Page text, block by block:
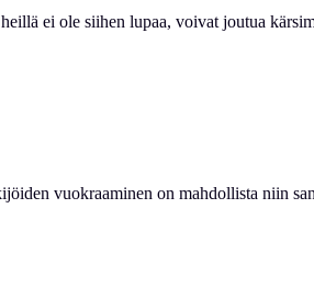
ei ole siihen lupaa, voivat joutua
vuokraaminen on mahdollista niin